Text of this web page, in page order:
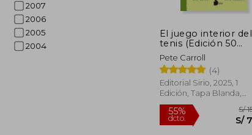
2007
2006
2005
2004
25%
dcto.
El juego interior del
tenis (Edición 50
aniversario)
Pete Carroll
(4)
Editorial Sirio, 2025, 1
Edición, Tapa Blanda,
Nuevo